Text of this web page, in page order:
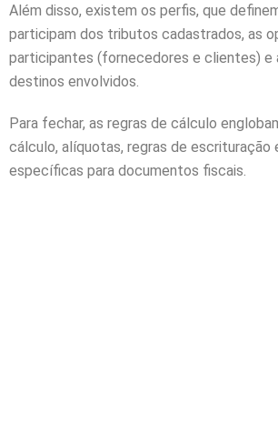
Além disso, existem os perfis, que
participam dos tributos cadastrados, as
participantes (fornecedores e clientes) e
destinos envolvidos.
Para fechar, as regras de cálculo
cálculo, alíquotas, regras de escrituração
específicas para documentos fiscais.